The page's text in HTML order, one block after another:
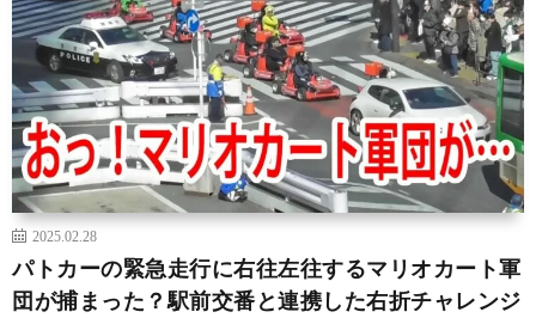
2025.02.28
パトカーの緊急走行に右往左往するマリオカート軍
団が捕まった？駅前交番と連携した右折チャレンジ